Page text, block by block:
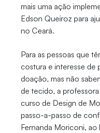
mais uma ação
Edson Queiroz para
no Ceará.
Para as pessoas que
costura e interesse de
doação, mas não
de tecido, a
curso de Design de
passo-a-passo de
Fernanda Moriconi, ao